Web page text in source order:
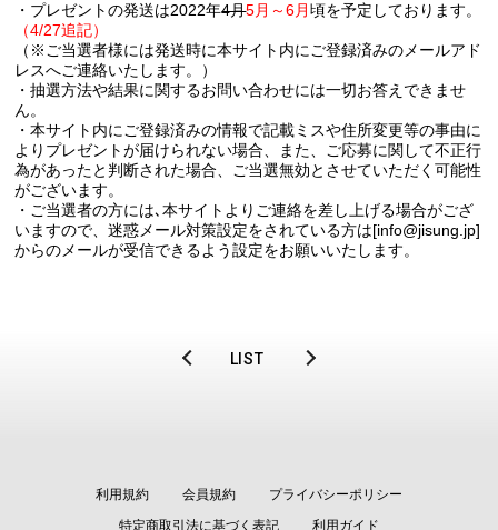
・プレゼントの発送は2022年4月5月～6月頃を予定しております。
（4/27追記）
（※ご当選者様には発送時に本サイト内にご登録済みのメールアド
レスへご連絡いたします。）
・抽選方法や結果に関するお問い合わせには一切お答えできませ
ん。
・本サイト内にご登録済みの情報で記載ミスや住所変更等の事由に
よりプレゼントが届けられない場合、また、ご応募に関して不正行
為があったと判断された場合、ご当選無効とさせていただく可能性
がございます。
・ご当選者の方には､本サイトよりご連絡を差し上げる場合がござ
いますので、迷惑メール対策設定をされている方は[info@jisung.jp]
からのメールが受信できるよう設定をお願いいたします。
LIST
利用規約 会員規約
プライバシーポリシー
特定商取引法に基づく表記
利用ガイド